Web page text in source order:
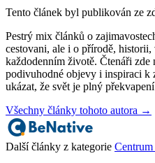
Tento článek byl publikován ze
Pestrý mix článků o
cestovani, ale i o přírodě,
každodenním životě. Čtenáři
podivuhodné objevy i inspiraci k
ukázat, že svět je plný
Všechny články tohoto autora →
Další články z kategorie Centrum